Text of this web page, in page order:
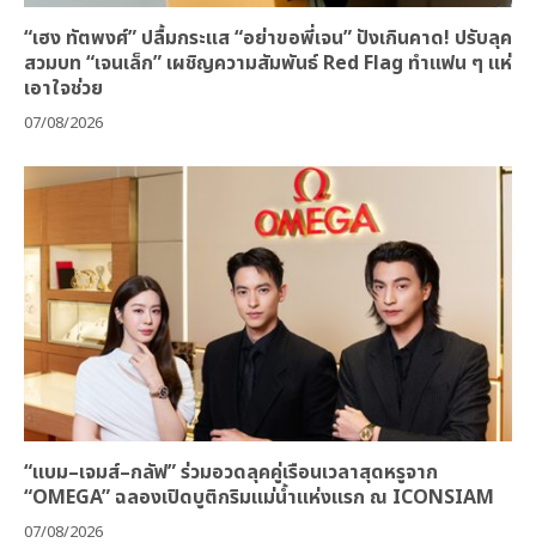
“เฮง ทัตพงศ์” ปลื้มกระแส “อย่าขอพี่เจน” ปังเกินคาด! ปรับลุค
สวมบท “เจนเล็ก” เผชิญความสัมพันธ์ Red Flag ทำแฟน ๆ แห่
เอาใจช่วย
07/08/2026
“แบม–เจมส์–กลัฟ” ร่วมอวดลุคคู่เรือนเวลาสุดหรูจาก
“OMEGA” ฉลองเปิดบูติกริมแม่น้ำแห่งแรก ณ ICONSIAM
07/08/2026